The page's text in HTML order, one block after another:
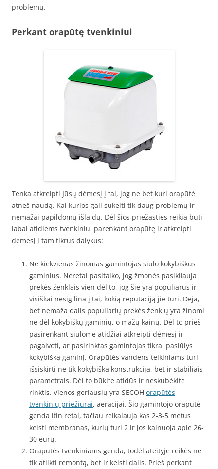
problemų.
Perkant orapūtę tvenkiniui
Tenka atkreipti Jūsų dėmesį į tai, jog ne bet kuri orapūtė
atneš naudą. Kai kurios gali sukelti tik daug problemų ir
nemažai papildomų išlaidų. Dėl šios priežasties reikia būti
labai atidiems tvenkiniui parenkant orapūtę ir atkreipti
dėmesį į tam tikrus dalykus:
Ne kiekvienas žinomas gamintojas siūlo kokybiškus
gaminius. Neretai pasitaiko, jog žmonės pasikliauja
prekės ženklais vien dėl to, jog šie yra populiarūs ir
visiškai nesigilina į tai, kokią reputaciją jie turi. Deja,
bet nemaža dalis populiarių prekės ženklų yra žinomi
ne dėl kokybiškų gaminių, o mažų kainų. Dėl to prieš
pasirenkant siūlome atidžiai atkreipti dėmesį ir
pagalvoti, ar pasirinktas gamintojas tikrai pasiūlys
kokybišką gaminį. Orapūtės vandens telkiniams turi
išsiskirti ne tik kokybiška konstrukcija, bet ir stabiliais
parametrais. Dėl to būkite atidūs ir neskubėkite
rinktis. Vienos geriausių yra SECOH orapūtės
tvenkinių priežiūrai, aeracijai. Šio gamintojo orapūtė
genda itin retai, tačiau reikalauja kas 2-3-5 metus
keisti membranas, kurių turi 2 ir jos kainuoja apie 26-
30 eurų.
Orapūtės tvenkiniams genda, todėl ateityje reikės ne
tik atlikti remontą, bet ir keisti dalis. Prieš perkant